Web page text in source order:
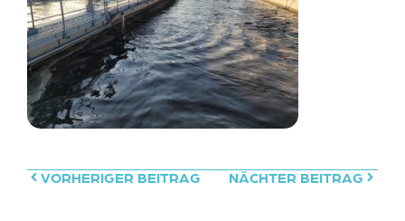
VORHERIGER BEITRAG NÄCHTER BEITRAG